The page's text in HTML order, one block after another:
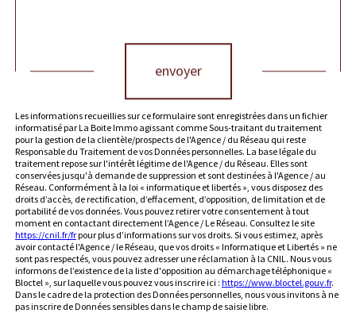
envoyer
Les informations recueillies sur ce formulaire sont enregistrées dans un fichier
informatisé par La Boite Immo agissant comme Sous-traitant du traitement
pour la gestion de la clientèle/prospects de l'Agence / du Réseau qui reste
Responsable du Traitement de vos Données personnelles. La base légale du
traitement repose sur l'intérêt légitime de l'Agence / du Réseau. Elles sont
conservées jusqu'à demande de suppression et sont destinées à l'Agence / au
Réseau. Conformément à la loi « informatique et libertés », vous disposez des
droits d’accès, de rectification, d’effacement, d’opposition, de limitation et de
portabilité de vos données. Vous pouvez retirer votre consentement à tout
moment en contactant directement l’Agence / Le Réseau. Consultez le site
https://cnil.fr/frpour plus d’informations sur vos droits. Si vous estimez, après
avoir contacté l'Agence / le Réseau, que vos droits « Informatique et Libertés » ne
sont pas respectés, vous pouvez adresser une réclamation à la CNIL. Nous vous
informons de l’existence de la liste d'opposition au démarchage téléphonique «
Bloctel », sur laquelle vous pouvez vous inscrire ici : https://www.bloctel.gouv.fr.
Dans le cadre de la protection des Données personnelles, nous vous invitons à ne
pas inscrire de Données sensibles dans le champ de saisie libre.